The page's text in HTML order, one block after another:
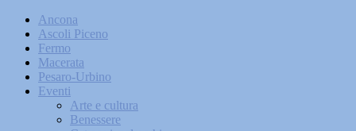
Ancona
Ascoli Piceno
Fermo
Macerata
Pesaro-Urbino
Eventi
Arte e cultura
Benessere